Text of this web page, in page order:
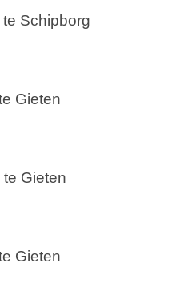
Schipborg
Gieten
Gieten
Gieten